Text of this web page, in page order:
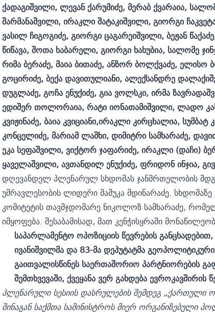
ქადაგიშვილი, ლევან ქარუმიძე, მერაბ ქვარაია,
შარმანაშვილი, ირაკლი შატაკიშვილი, გიორგი
ვასილ ჩიგოგიძე, გიორგი ცაგარეიშვილი, ბეჟან
წიწავა, შოთა ხაბარელი, გიორგი ხახუბია, სალომე
რიმა ბერაძე, მაია ბითაძე, ანზორ ბოლქვაძე,
გოცირიძე, ბექა დავითულიანი, ალექსანდრე
დუგლაძე, გოჩა ენუქიძე, გია ვოლსკი, ირმა
ედიშერ თოლორაია, რატი იონათამიშვილი, ლადო
კვიჟინაძე, ბაია კვიციანი,ირაკლი კირცხალია,
კონცელიძე, მარიამ ლაშხი, დიმიტრი სამხარაძე,
ეკა სეფაშვილი, ვიქტორ ჯაფარიძე, ირაკლი (დაჩი)
ყაველაშვილი, ავთანდილ ენუქიძე, ფრიდონ ინჯია,
დღევანდელ პლენარულ სხდომას ჯანმრთელობის
უმრავლესობის ლიდერი მამუკა მდინარაძე.
კომიტეტის თავმჯდომარე ნიკოლოზ სამხარაძე,
იმყოფება. შესაბამისად, მათ კენჭისყრაში
საპარლამენტო ოპოზიციის წევრების
ივანიშვილმა და 83-მა დეპუტატმა
გაითვალისწინეს საერთაშორიო პარტნიორების
შემთხვევაში, ქვეყანა ვერ გახდება ევროკავშირის
პლენარული სესიის დასრულების შემდეგ „ქართული
შინაგან საქმთა სამინისტროს მიერ ორგანიზებული